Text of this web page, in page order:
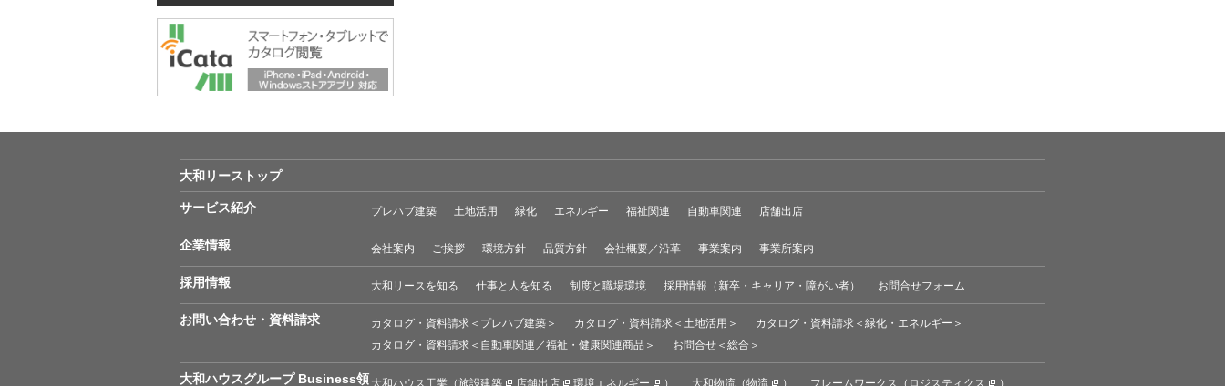
大和リーストップ
サービス紹介 プレハブ建築 土地活用 緑化 エネルギー 福祉関連 自動車関連 店舗出店
企業情報 会社案内 ご挨拶 環境方針 品質方針 会社概要／沿革 事業案内 事業所案内
採用情報 大和リースを知る 仕事と人を知る 制度と職場環境 採用情報（新卒・キャリア・障がい者） お問合せフォーム
お問い合わせ ・資料請求 カタログ・資料請求＜プレハブ建築＞ カタログ・資料請求＜土地活用＞
カタログ・資料請求＜緑化・エネルギー＞
カタログ・資料請求＜自動車関連／福祉・健康関連商品＞
お問合せ＜総合＞
大和ハウスグループ Business領